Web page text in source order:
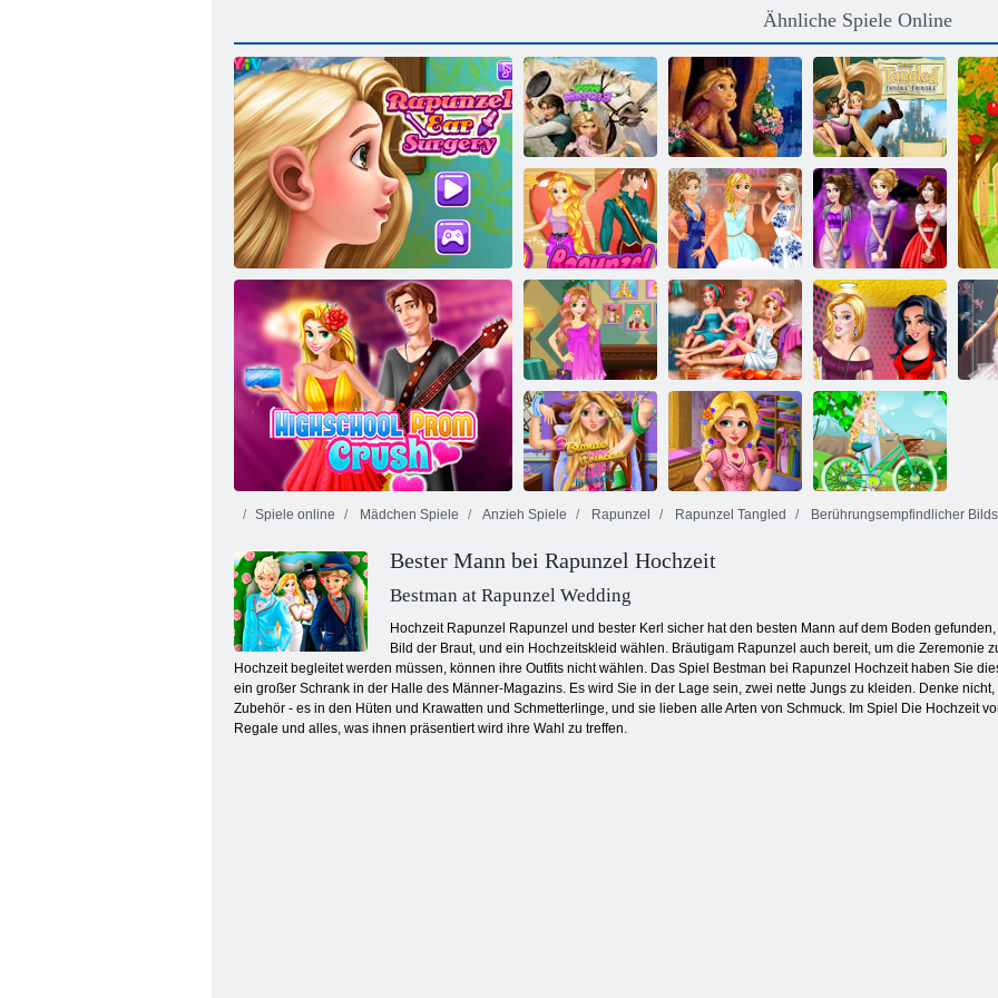
Ähnliche Spiele Online
Rapunzel Ohrchirurgie
Lustiges Spiel 3
Spielen Sie
Rapunzel Sweet
Matching Game
Disney
verwickelt
doppelte
Probleme
Rapunzel
Aufgeteilt Mit
Flynn
Prinzessinnen-
Party-Marathon
Hochschul-Prom Crush
Glamour Abend
Rapunzels
Instagram Blog
Prinzessinnen
Sauna Realife
Prinzessinnen
öffnen
Kunstgalerie
Krankenhaus
Erholung
Prinzessin Spa
Spiele online Mädchen Spiele Anzieh Spiele Rapunzel Rapunzel Tangled Berührungsempfindlicher
Bester Mann bei Rapunzel Hochzeit
Bestman at Rapunzel Wedding
Hochzeit Rapunzel Rapunzel und bester Kerl sicher hat den besten Mann auf dem Boden
Bild der Braut, und ein Hochzeitskleid wählen. Bräutigam Rapunzel auch bereit, um die
Hochzeit begleitet werden müssen, können ihre Outfits nicht wählen. Das Spiel Bestman bei Rapunzel Hochzeit haben Sie
ein großer Schrank in der Halle des Männer-Magazins. Es wird Sie in der Lage sein, zwei nette Jungs zu kleiden. Denke
Zubehör - es in den Hüten und Krawatten und Schmetterlinge, und sie lieben alle Arten von Schmuck. Im Spiel Die Hochzeit
Regale und alles, was ihnen präsentiert wird ihre Wahl zu treffen.